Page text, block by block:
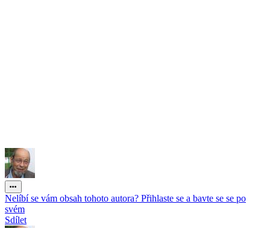
Nelíbí se vám obsah tohoto autora? Přihlaste se a bavte se se po
svém
Sdílet